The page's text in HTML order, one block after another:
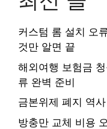
커스텀 롬 설치 오
것만 알면 끝
해외여행 보험금
류 완벽 준비
금본위제 폐지 역
방충만 교체 비용